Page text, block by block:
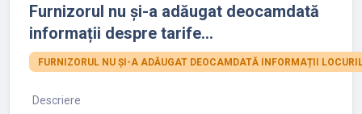
Furnizorul nu și-a adăugat deocamdată
informații despre tarife...
FURNIZORUL NU ȘI-A ADĂUGAT DEOCAMDATĂ INFORMAȚII
Descriere